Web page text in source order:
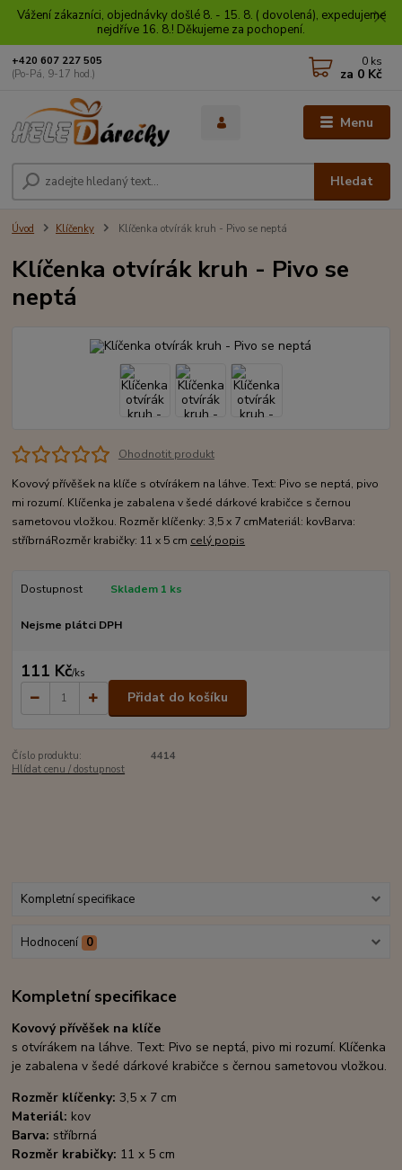
Vážení zákazníci, objednávky došlé 8. - 15. 8. ( dovolená), expedujeme
nejdříve 16. 8.! Děkujeme za pochopení.
Menu
Hledat
+420 607 227 505
(Po-Pá, 9-17 hod.)
0 ks
za 0 Kč
Úvod Klíčenky Klíčenka otvírák kruh - Pivo se neptá
Klíčenka otvírák kruh - Pivo se
neptá
Ohodnotit produkt
Kovový přívěšek na klíče s otvírákem na láhve. Text: Pivo se neptá, pivo
mi rozumí. Klíčenka je zabalena v šedé dárkové krabičce s černou
sametovou vložkou. Rozměr klíčenky: 3,5 x 7 cmMateriál: kovBarva:
stříbrnáRozměr krabičky: 11 x 5 cm celý popis
Dostupnost Skladem 1 ks
Nejsme plátci DPH
111 Kč/ks
Přidat do košíku
Číslo produktu:
4414
Hlídat cenu / dostupnost
Kompletní specifikace
Hodnocení 0
Kompletní specifikace
Kovový přívěšek na klíče
s otvírákem na láhve. Text: Pivo se neptá, pivo mi rozumí. Klíčenka
je zabalena v šedé dárkové krabičce s černou sametovou vložkou.
Rozměr klíčenky: 3,5 x 7 cm
Materiál: kov
Barva: stříbrná
Rozměr krabičky: 11 x 5 cm